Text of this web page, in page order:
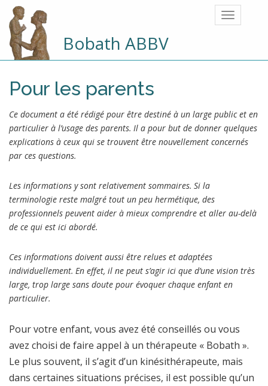
Bobath ABBV
Pour les parents
Ce document a été rédigé pour être destiné à un large public et en
particulier à l’usage des parents. Il a pour but de donner quelques
explications à ceux qui se trouvent être nouvellement concernés
par ces questions.
Les informations y sont relativement sommaires. Si la
terminologie reste malgré tout un peu hermétique, des
professionnels peuvent aider à mieux comprendre et aller au-delà
de ce qui est ici abordé.
Ces informations doivent aussi être relues et adaptées
individuellement. En effet, il ne peut s’agir ici que d’une vision très
large, trop large sans doute pour évoquer chaque enfant en
particulier.
Pour votre enfant, vous avez été conseillés ou vous
avez choisi de faire appel à un thérapeute « Bobath ».
Le plus souvent, il s’agit d’un kinésithérapeute, mais
dans certaines situations précises, il est possible qu’un